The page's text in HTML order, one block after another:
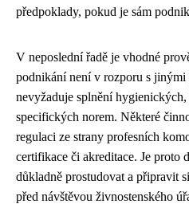
předpoklady, pokud je sám
V neposlední řadě je vhodné
podnikání není v rozporu s
nevyžaduje splnění
specifických norem. Některé
regulaci ze strany profesních
certifikace či akreditace. Je proto
důkladně prostudovat a připravit
před návštěvou živnostenského